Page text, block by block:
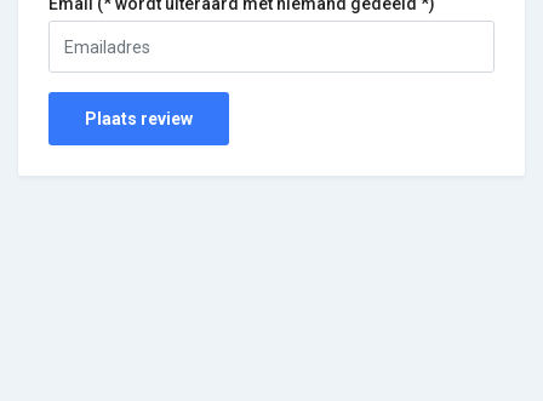
Plaats review